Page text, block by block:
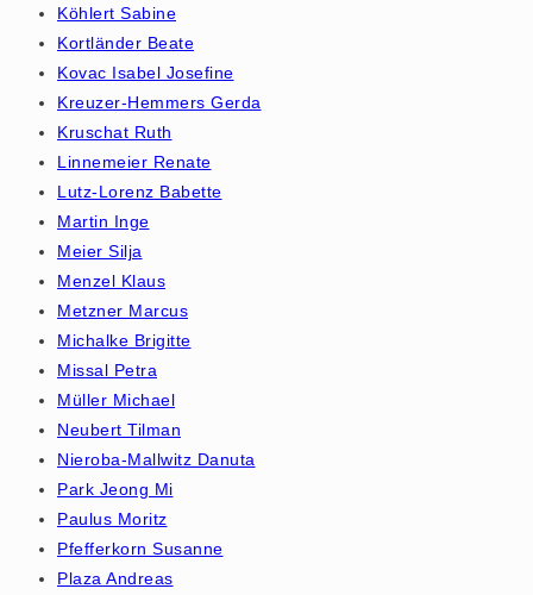
Köhlert Sabine
Kortländer Beate
Kovac Isabel Josefine
Kreuzer-Hemmers Gerda
Kruschat Ruth
Linnemeier Renate
Lutz-Lorenz Babette
Martin Inge
Meier Silja
Menzel Klaus
Metzner Marcus
Michalke Brigitte
Missal Petra
Müller Michael
Neubert Tilman
Nieroba-Mallwitz Danuta
Park Jeong Mi
Paulus Moritz
Pfefferkorn Susanne
Plaza Andreas